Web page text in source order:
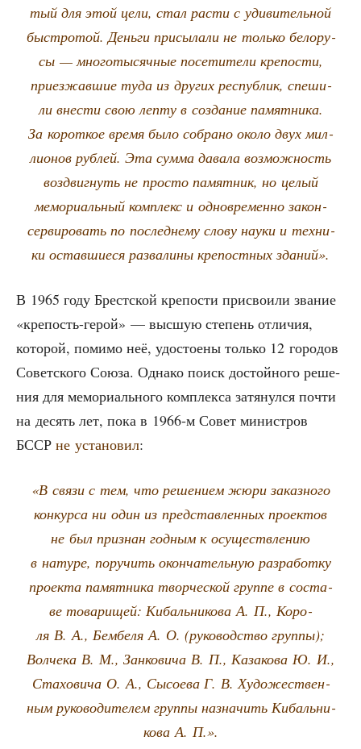
тый для этой цели, стал рас­ти с уди­ви­тель­ной
быст­ро­той. День­ги при­сы­ла­ли не толь­ко бело­ру­
сы — мно­го­ты­сяч­ные посе­ти­те­ли кре­по­сти,
при­ез­жав­шие туда из дру­гих рес­пуб­лик, спе­ши­
ли вне­сти свою леп­ту в созда­ние памят­ни­ка.
За корот­кое вре­мя было собра­но око­ло двух мил­
ли­о­нов руб­лей. Эта сум­ма дава­ла воз­мож­ность
воз­двиг­нуть не про­сто памят­ник, но целый
мемо­ри­аль­ный ком­плекс и одно­вре­мен­но закон­
сер­ви­ро­вать по послед­не­му сло­ву нау­ки и тех­ни­
ки остав­ши­е­ся раз­ва­ли­ны кре­пост­ных зданий».
В 1965 году Брест­ской кре­по­сти при­сво­и­ли зва­ние
«кре­пость-герой» — выс­шую сте­пень отли­чия,
кото­рой, поми­мо неё, удо­сто­е­ны толь­ко 12 горо­дов
Совет­ско­го Сою­за. Одна­ко поиск достой­но­го реше­
ния для мемо­ри­аль­но­го ком­плек­са затя­нул­ся почти
на десять лет, пока в 1966‑м Совет мини­стров
БССР не уста­но­вил:
«В свя­зи с тем, что реше­ни­ем жюри заказ­но­го
кон­кур­са ни один из пред­став­лен­ных про­ек­тов
не был при­знан год­ным к осу­ществ­ле­нию
в нату­ре, пору­чить окон­ча­тель­ную раз­ра­бот­ку
про­ек­та памят­ни­ка твор­че­ской груп­пе в соста­
ве това­ри­щей: Кибаль­ни­ко­ва А. П., Коро­
ля В. А., Бем­бе­ля А. О. (руко­вод­ство груп­пы);
Вол­че­ка В. М., Зан­ко­ви­ча В. П., Каза­ко­ва Ю. И.,
Ста­хо­ви­ча О. А., Сысо­е­ва Г. В. Худо­же­ствен­
ным руко­во­ди­те­лем груп­пы назна­чить Кибаль­ни­
ко­ва А. П.».